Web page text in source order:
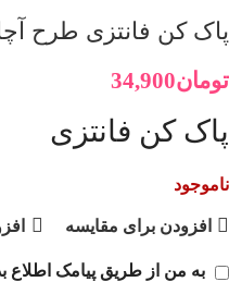
پاک کن فانتزی طرح
تومان34,900
پاک کن فانتزی
ناموجود
افزودن برای مقایسه
به من از طریق پیامک اطلاع